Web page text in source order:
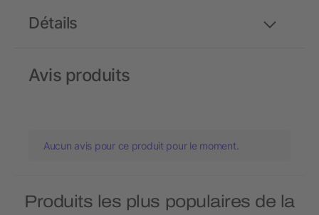
Détails
Avis produits
Aucun avis pour ce produit pour le moment.
Produits les plus populaires de la